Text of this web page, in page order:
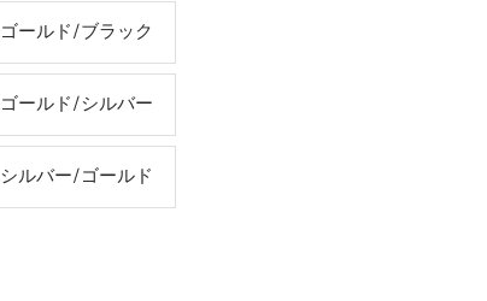
ゴールド/ブラック
ゴールド/シルバー
シルバー/ゴールド